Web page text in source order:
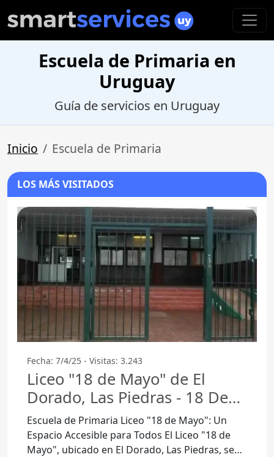
Escuela de Primaria en
Uruguay
Guía de servicios en Uruguay
Inicio Escuela de Primaria
LOS MÁS VISITADOS
Fecha: 7/4/25 - Visitas: 3.243
Liceo "18 de Mayo" de El
Dorado, Las Piedras - 18 De
Mayo
Escuela de Primaria Liceo "18 de Mayo": Un
Espacio Accesible para Todos El Liceo "18 de
Mayo", ubicado en El Dorado, Las Piedras, se